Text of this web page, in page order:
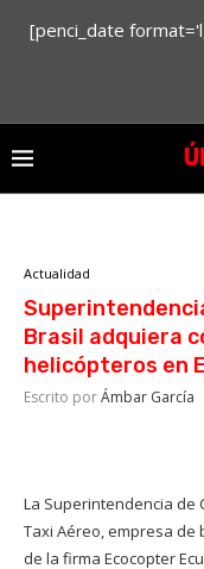
[penci_date
Actualidad
Brasil adquiera
helicópteros en
Escrito porÁmbar García
La Superintendencia de
Taxi Aéreo, empresa de
de la firma Ecocopter